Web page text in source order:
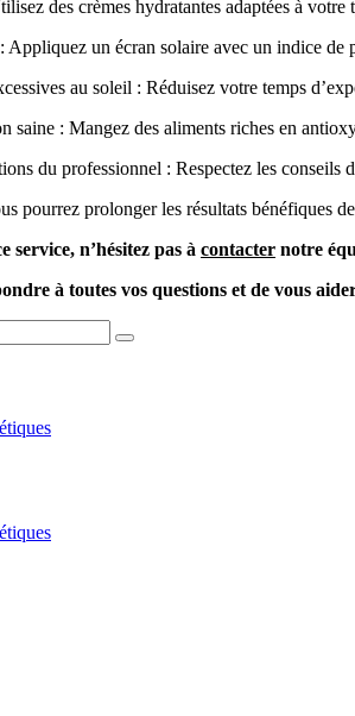
des crèmes hydratantes adaptées à
Appliquez un écran solaire avec un indice
au soleil : Réduisez votre temps
saine : Mangez des aliments riches en
du professionnel : Respectez les
pourrez prolonger les résultats bénéfiques
service, n’hésitez pas à contacter notre
à toutes vos questions et de vous